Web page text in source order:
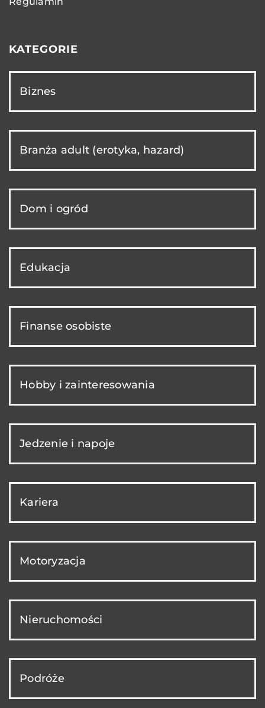
KATEGORIE
Biznes
Branża adult (erotyka, hazard)
Dom i ogród
Edukacja
Finanse osobiste
Hobby i zainteresowania
Jedzenie i napoje
Kariera
Motoryzacja
Nieruchomości
Podróże